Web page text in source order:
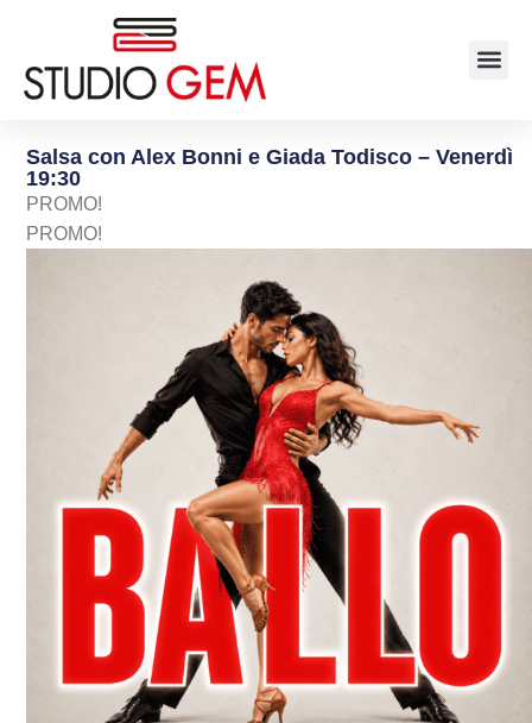
Salsa con Alex Bonni e Giada Todisco – Venerdì
19:30
PROMO!
PROMO!